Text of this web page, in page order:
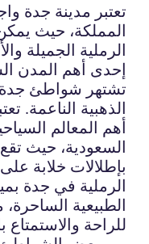
تعتبر مدينة جدة
المملكة، حيث
الرملية الجميلة
إحدى أهم المدن
تشتهر شواطئ جدة
الذهبية الناعمة.
أهم المعالم
السعودية، حيث
بإطلالات خلابة
الرملية في جدة
الطبيعية الساحرة،
للراحة والاستمتاع